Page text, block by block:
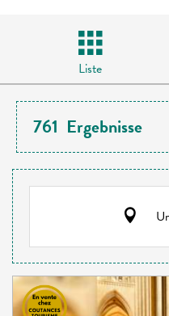
Liste
761 Ergebnisse